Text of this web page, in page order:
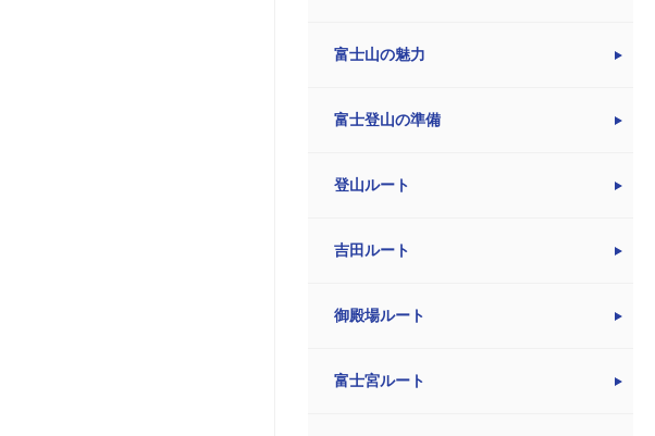
富士山の魅力
富士登山の準備
登山ルート
吉田ルート
御殿場ルート
富士宮ルート